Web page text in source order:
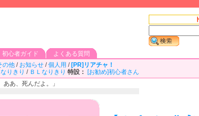
初心者ガイド
よくある質問
の他 / お知らせ /個人用 / [PR]リアチャ！
りきり / ＢＬなりきり 特設： [お勧め]初心者さん
あ、死んだよ。」